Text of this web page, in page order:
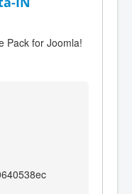
Pack for Joomla!